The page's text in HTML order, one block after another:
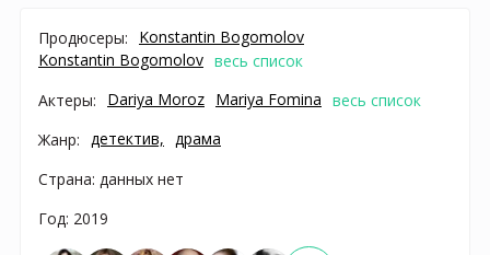
Продюсеры:
Konstantin Bogomolov
Konstantin Bogomolov весь список
Актеры:
Dariya Moroz Mariya Fomina весь список
Жанр:
детектив,
драма
Страна: данных нет
Год: 2019